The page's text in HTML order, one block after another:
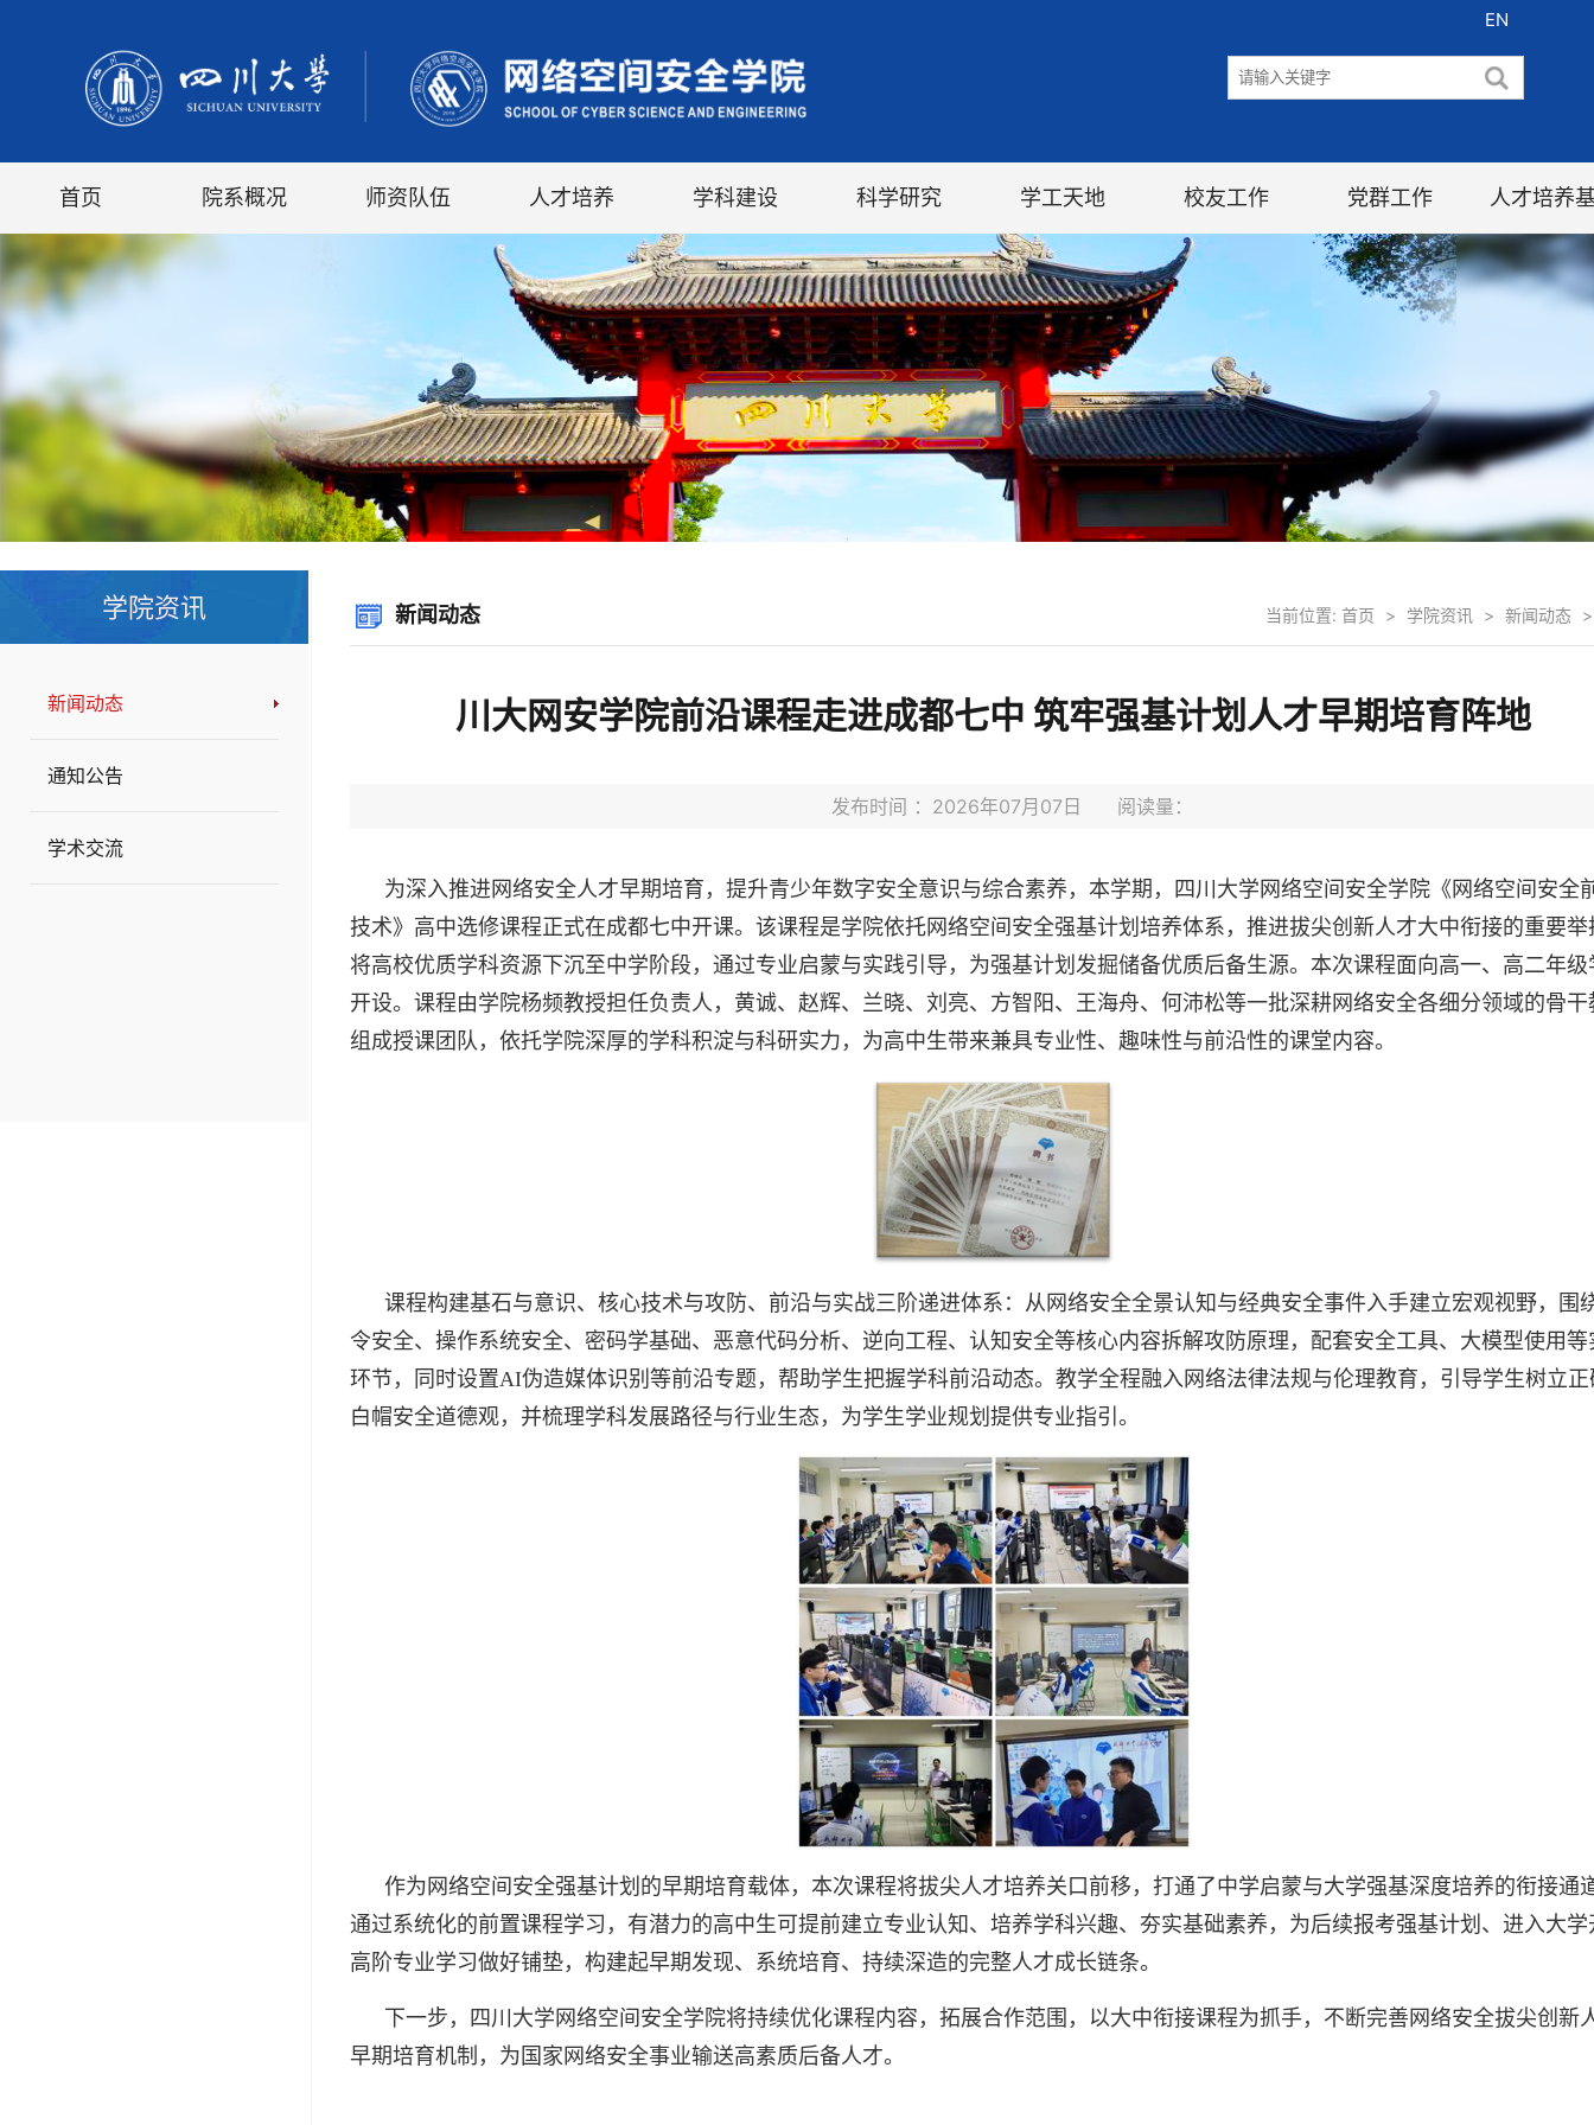
EN
首页 院系概况 师资队伍 人才培养 学科建设 科学研究 学工天地 校友工作 党群工作 人才培养
学院资讯
新闻动态
通知公告
学术交流
新闻动态 当前位置: 首页 > 学院资讯 > 新闻动态 >
川大网安学院前沿课程走进成都七中 筑牢强基计划人才早期培育阵地
发布时间 ：2026年07月07日 阅读量：
为深入推进网络安全人才早期培育，提升青少年数字安全意识与综合素养，本学期，四川大学网络空间安全学院《网络空间安全
技术》高中选修课程正式在成都七中开课。该课程是学院依托网络空间安全强基计划培养体系，推进拔尖创新人才大中衔接的重要举
将高校优质学科资源下沉至中学阶段，通过专业启蒙与实践引导，为强基计划发掘储备优质后备生源。本次课程面向高一、高二年级
开设。课程由学院杨频教授担任负责人，黄诚、赵辉、兰晓、刘亮、方智阳、王海舟、何沛松等一批深耕网络安全各细分领域的骨干
组成授课团队，依托学院深厚的学科积淀与科研实力，为高中生带来兼具专业性、趣味性与前沿性的课堂内容。
课程构建基石与意识、核心技术与攻防、前沿与实战三阶递进体系：从网络安全全景认知与经典安全事件入手建立宏观视野，围
令安全、操作系统安全、密码学基础、恶意代码分析、逆向工程、认知安全等核心内容拆解攻防原理，配套安全工具、大模型使用等
环节，同时设置AI伪造媒体识别等前沿专题，帮助学生把握学科前沿动态。教学全程融入网络法律法规与伦理教育，引导学生树立正
白帽安全道德观，并梳理学科发展路径与行业生态，为学生学业规划提供专业指引。
作为网络空间安全强基计划的早期培育载体，本次课程将拔尖人才培养关口前移，打通了中学启蒙与大学强基深度培养的衔接通
通过系统化的前置课程学习，有潜力的高中生可提前建立专业认知、培养学科兴趣、夯实基础素养，为后续报考强基计划、进入大学
高阶专业学习做好铺垫，构建起早期发现、系统培育、持续深造的完整人才成长链条。
下一步，四川大学网络空间安全学院将持续优化课程内容，拓展合作范围，以大中衔接课程为抓手，不断完善网络安全拔尖创新
早期培育机制，为国家网络安全事业输送高素质后备人才。